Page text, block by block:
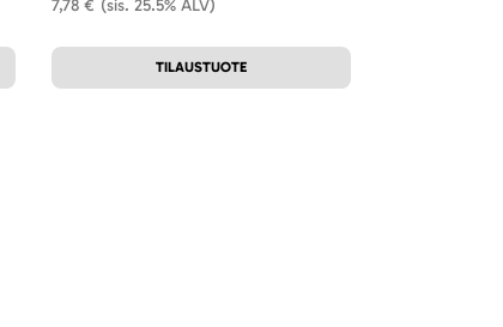
(sis. 25.5% ALV)
7,78 €
TILAUSTUOTE